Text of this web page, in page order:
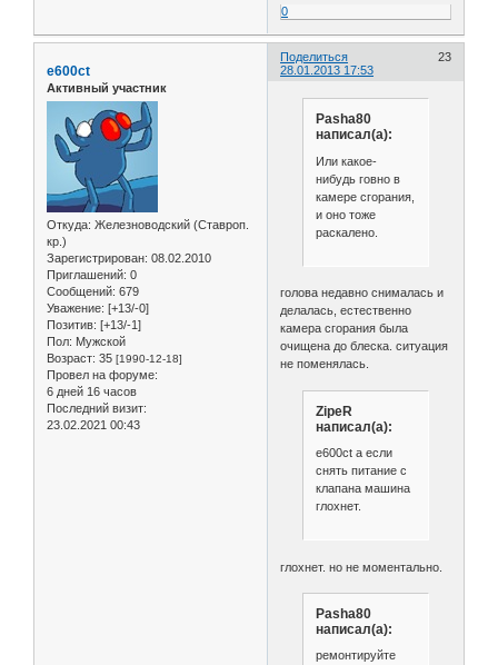
0
Поделиться
23
28.01.2013 17:53
e600ct
Активный участник
Откуда: Железноводский (Ставроп.
кр.)
Зарегистрирован: 08.02.2010
Приглашений: 0
Сообщений: 679
Уважение: [+13/-0]
Позитив: [+13/-1]
Пол: Мужской
Возраст: 35 [1990-12-18]
Провел на форуме:
6 дней 16 часов
Последний визит:
23.02.2021 00:43
Pasha80
написал(а):
Или какое-
нибудь говно в
камере сгорания,
и оно тоже
раскалено.
голова недавно снималась и
делалась, естественно
камера сгорания была
очищена до блеска. ситуация
не поменялась.
ZipeR
написал(а):
e600ct а если
снять питание с
клапана машина
глохнет.
глохнет. но не моментально.
Pasha80
написал(а):
ремонтируйте